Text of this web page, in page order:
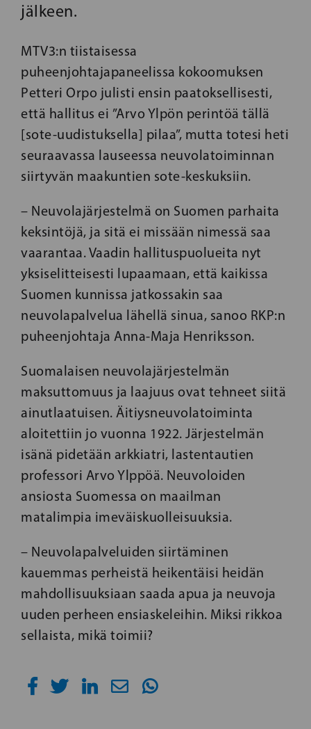
jälkeen.
MTV3:n tiistaisessa
puheenjohtajapaneelissa kokoomuksen
Petteri Orpo julisti ensin paatoksellisesti,
että hallitus ei ”Arvo Ylpön perintöä tällä
[sote-uudistuksella] pilaa”, mutta totesi heti
seuraavassa lauseessa neuvolatoiminnan
siirtyvän maakuntien sote-keskuksiin.
– Neuvolajärjestelmä on Suomen parhaita
keksintöjä, ja sitä ei missään nimessä saa
vaarantaa. Vaadin hallituspuolueita nyt
yksiselitteisesti lupaamaan, että kaikissa
Suomen kunnissa jatkossakin saa
neuvolapalvelua lähellä sinua, sanoo RKP:n
puheenjohtaja Anna-Maja Henriksson.
Suomalaisen neuvolajärjestelmän
maksuttomuus ja laajuus ovat tehneet siitä
ainutlaatuisen. Äitiysneuvolatoiminta
aloitettiin jo vuonna 1922. Järjestelmän
isänä pidetään arkkiatri, lastentautien
professori Arvo Ylppöä. Neuvoloiden
ansiosta Suomessa on maailman
matalimpia imeväiskuolleisuuksia.
– Neuvolapalveluiden siirtäminen
kauemmas perheistä heikentäisi heidän
mahdollisuuksiaan saada apua ja neuvoja
uuden perheen ensiaskeleihin. Miksi rikkoa
sellaista, mikä toimii?